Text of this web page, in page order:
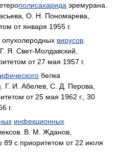
полисахарида эремурана.
О. Н. Пономарева,
от января 1955 г.
опухолеродных вирусов
Я. Свет-Молдавский,
от 27 мая 1957 г.
белка
. Г. И. Абелев, С. Д. Перова,
от 25 мая 1962 г., 30
г.
инфекционных
В. М. Жданов,
с приоритетом от 22 июля